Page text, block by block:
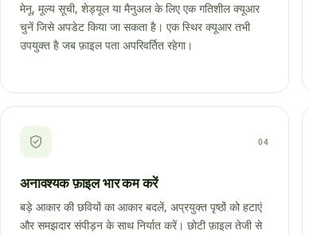
मेनू, मूल्य सूची, शेड्यूल या मैनुअल के लिए एक गतिशील क्यूआर
चुनें जिसे अपडेट किया जा सकता है। एक स्थिर क्यूआर तभी
उपयुक्त है जब फ़ाइल पता अपरिवर्तित रहेगा।
04
अनावश्यक फ़ाइल भार कम करें
बड़े आकार की छवियों का आकार बदलें, अप्रयुक्त पृष्ठों को हटाएं
और समझदार संपीड़न के साथ निर्यात करें। छोटी फ़ाइल तेजी से